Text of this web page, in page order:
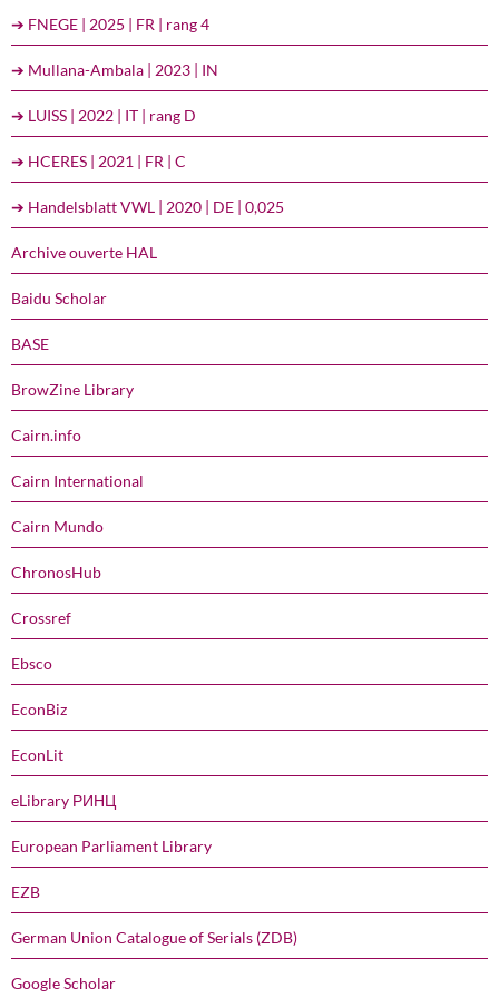
➔ FNEGE | 2025 | FR | rang 4
➔ Mullana-Ambala | 2023 | IN
➔ LUISS | 2022 | IT | rang D
➔ HCERES | 2021 | FR | C
➔ Handelsblatt VWL | 2020 | DE | 0,025
Archive ouverte HAL
Baidu Scholar
BASE
BrowZine Library
Cairn.info
Cairn International
Cairn Mundo
ChronosHub
Crossref
Ebsco
EconBiz
EconLit
eLibrary РИНЦ
European Parliament Library
EZB
German Union Catalogue of Serials (ZDB)
Google Scholar